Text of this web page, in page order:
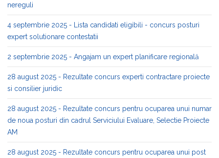
nereguli
4 septembrie 2025 - Lista candidati eligibili - concurs posturi
expert solutionare contestatii
2 septembrie 2025 - Angajam un expert planificare regională
28 august 2025 - Rezultate concurs experti contractare proiecte
si consilier juridic
28 august 2025 - Rezultate concurs pentru ocuparea unui numar
de noua posturi din cadrul Serviciului Evaluare, Selectie Proiecte
AM
28 august 2025 - Rezultate concurs pentru ocuparea unui post